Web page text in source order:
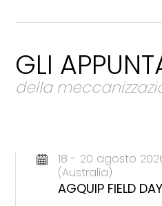
GLI
della
18 - 20 agosto
(Australia)
AGQUIP FIELD